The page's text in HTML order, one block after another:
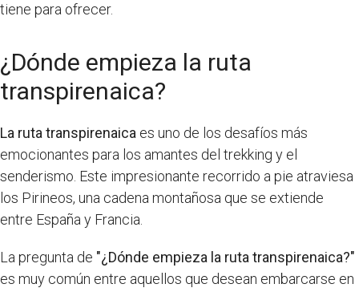
tiene para ofrecer.
¿Dónde empieza la ruta
transpirenaica?
La ruta transpirenaica es uno de los desafíos más
emocionantes para los amantes del trekking y el
senderismo. Este impresionante recorrido a pie atraviesa
los Pirineos, una cadena montañosa que se extiende
entre España y Francia.
La pregunta de "¿Dónde empieza la ruta transpirenaica?"
es muy común entre aquellos que desean embarcarse en